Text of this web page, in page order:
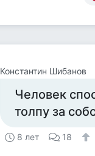
Константин Шибанов
Человек
толпу за
8 лет 18